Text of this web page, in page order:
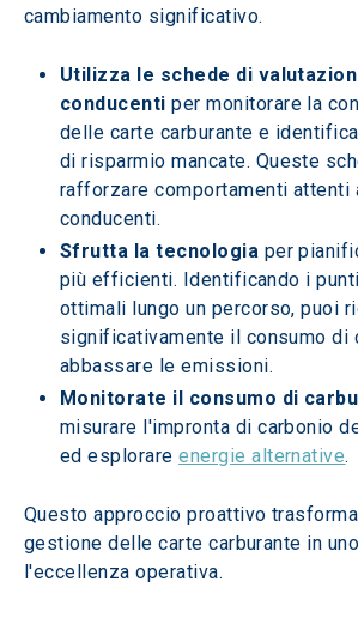
cambiamento significativo.
Utilizza le schede di
conducenti per monitorare la
delle carte carburante e
di risparmio mancate. Queste
rafforzare comportamenti attenti
conducenti.
Sfrutta la tecnologia per
più efficienti. Identificando i
ottimali lungo un percorso, puoi
significativamente il consumo di
abbassare le emissioni.
Monitorate il consumo di
misurare l'impronta di carbonio
ed esplorare energie alternative.
Questo approccio proattivo
gestione delle carte carburante in
l'eccellenza operativa.